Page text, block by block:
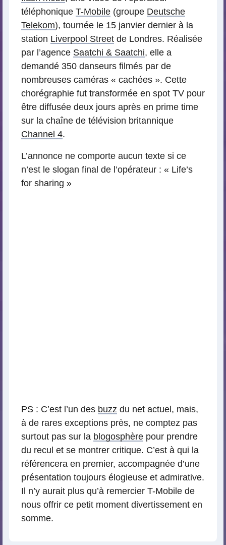
téléphonique T-Mobile (groupe Deutsche
Telekom), tournée le 15 janvier dernier à la
station Liverpool Street de Londres. Réalisée
par l’agence Saatchi & Saatchi, elle a
demandé 350 danseurs filmés par de
nombreuses caméras « cachées ». Cette
chorégraphie fut transformée en spot TV pour
être diffusée deux jours après en prime time
sur la chaîne de télévision britannique
Channel 4.
L’annonce ne comporte aucun texte si ce
n’est le slogan final de l’opérateur : « Life’s
for sharing »
PS : C’est l’un des buzz du net actuel, mais,
à de rares exceptions près, ne comptez pas
surtout pas sur la blogosphère pour prendre
du recul et se montrer critique. C’est à qui la
référencera en premier, accompagnée d’une
présentation toujours élogieuse et admirative.
Il n’y aurait plus qu’à remercier T-Mobile de
nous offrir ce petit moment divertissement en
somme.